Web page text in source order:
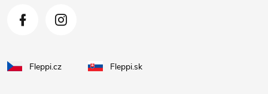
Fleppi.cz Fleppi.sk